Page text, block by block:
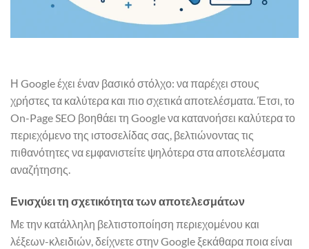
Η Google έχει έναν βασικό στόλχο: να παρέχει στους
χρήστες τα καλύτερα και πιο σχετικά αποτελέσματα. Έτσι, το
On-Page SEO βοηθάει τη Google να κατανοήσει καλύτερα το
περιεχόμενο της ιστοσελίδας σας, βελτιώνοντας τις
πιθανότητες να εμφανιστείτε ψηλότερα στα αποτελέσματα
αναζήτησης.
Ενισχύει τη σχετικότητα των αποτελεσμάτων
Με την κατάλληλη βελτιστοποίηση περιεχομένου και
λέξεων-κλειδιών, δείχνετε στην Google ξεκάθαρα ποια είναι